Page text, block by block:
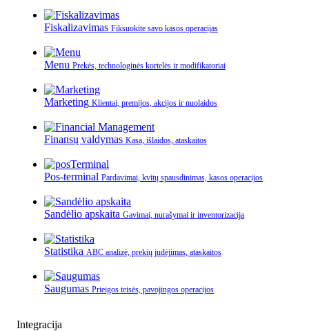
Fiskalizavimas Fiksuokite savo kasos operacijas
Menu Prekės, technologinės kortelės ir modifikatoriai
Marketing Klientai, premijos, akcijos ir nuolaidos
Finansų valdymas Kasa, išlaidos, ataskaitos
Pos-terminal Pardavimai, kvitų spausdinimas, kasos operacijos
Sandėlio apskaita Gavimai, nurašymai ir inventorizacija
Statistika ABC analizė, prekių judėjimas, ataskaitos
Saugumas Prieigos teisės, pavojingos operacijos
Integracija